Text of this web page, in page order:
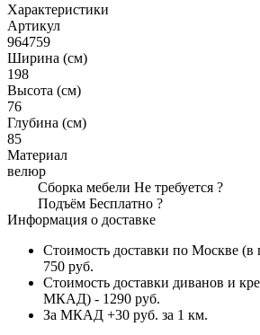
Характеристики
Артикул
964759
Ширина (см)
198
Высота (см)
76
Глубина (см)
85
Материал
велюр
Сборка мебели Не требуется ?
Подъём Бесплатно ?
Информация о доставке
Стоимость доставки по Москве
750 руб.
Стоимость доставки диванов и
МКАД) - 1290 руб.
За МКАД +30 руб. за 1 км.